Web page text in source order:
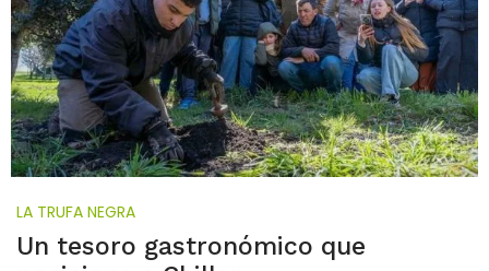
LA TRUFA NEGRA
Un tesoro gastronómico que